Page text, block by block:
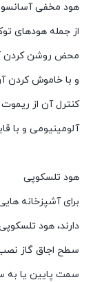
هود مخفی
از جمله هودهای
محض روشن کردن
و با خاموش کردن
کنترل آن از
آلومینیومی و
هود تلسکوپی
برای آشپزخانه
دارند، هود
سطح اجاق گاز نصب
سمت پایین یا به